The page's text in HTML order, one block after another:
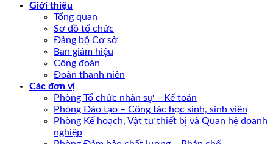
Giới thiệu
Tổng quan
Sơ đồ tổ chức
Đảng bộ Cơ sở
Ban giám hiệu
Công đoàn
Đoàn thanh niên
Các đơn vị
Phòng Tổ chức nhân sự – Kế toán
Phòng Đào tạo – Công tác học sinh, sinh viên
Phòng Kế hoạch, Vật tư thiết bị và Quan hệ doanh
nghiệp